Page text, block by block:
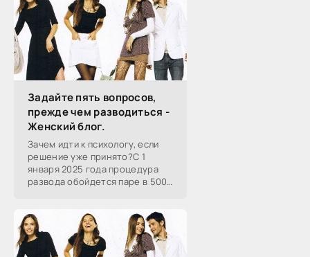
Задайте пять вопросов,
прежде чем разводиться -
Женский блог.
Зачем идти к психологу, если
решение уже принято?С 1
января 2025 года процедура
развода обойдется паре в 5000
Спасет ли подобная мера от